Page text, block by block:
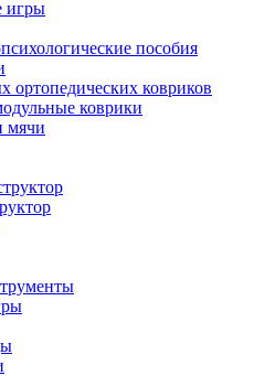
игры
пособия
ортопедических ковриков
коврики
мячи